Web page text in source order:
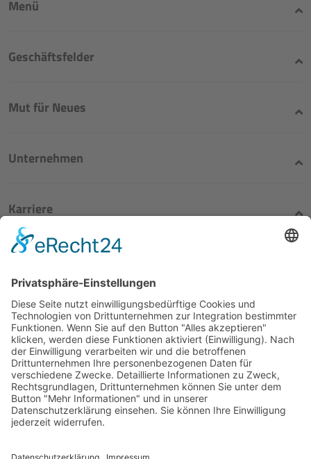
Menü
Geschäftsfelder
Mut für Neues
Unternehmen
Karriere
Blasius Schuster
Die Unternehmensgruppe
für mineralische Rohstoffe